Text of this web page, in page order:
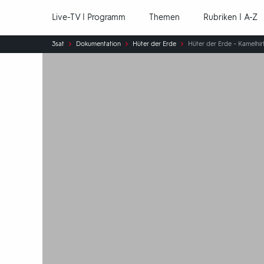
Live-TV | Programm Themen Rubriken | A-Z
Sie
sind
3sat Dokumentation Hüter der Erde Hüter der Erde –